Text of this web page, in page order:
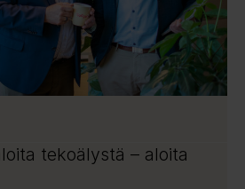
tekoälystä – aloita